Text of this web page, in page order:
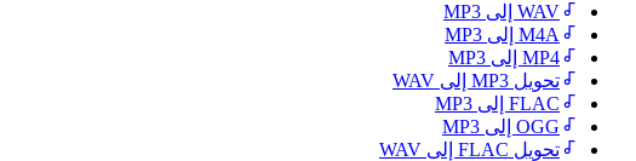
WAV إلى MP3
M4A إلى MP3
MP4 إلى MP3
تحويل MP3 إلى WAV
FLAC إلى MP3
OGG إلى MP3
تحويل FLAC إلى WAV